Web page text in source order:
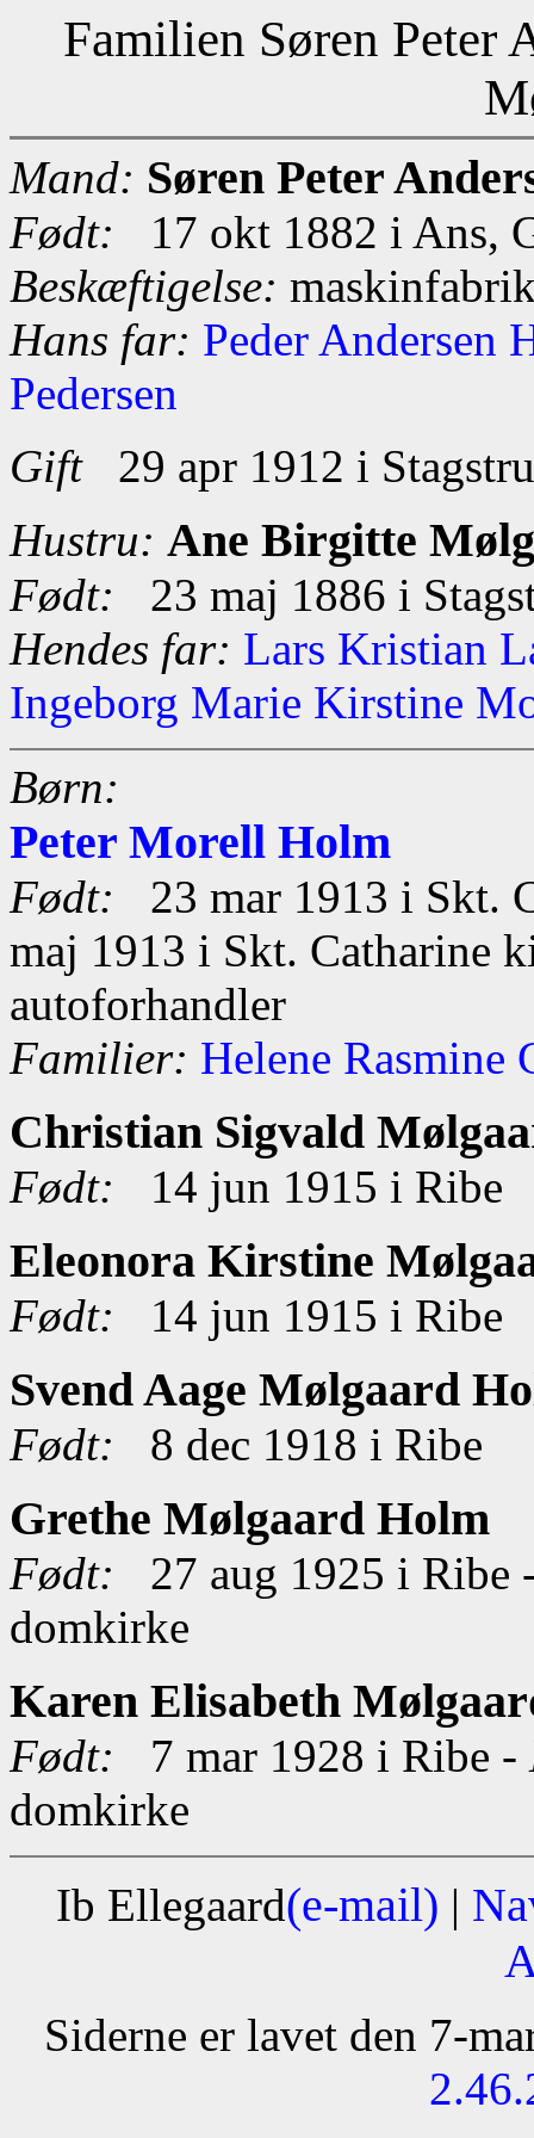
Familien Søren Peter
Mand: Søren Peter
Født: 17 okt 1882 i Ans,
Beskæftigelse:
Hans far: Peder Andersen
Pedersen
Gift29 apr 1912 i
Hustru: Ane Birgitte
Født: 23 maj 1886 i
Hendes far: Lars Kristian
Ingeborg Marie Kirstine
Børn:
Peter Morell Holm
Født: 23 mar 1913 i Skt.
maj 1913 i Skt. Catharine
autoforhandler
Familier: Helene Rasmine
Christian Sigvald
Født: 14 jun 1915 i Ribe
Eleonora Kirstine
Født: 14 jun 1915 i Ribe
Svend Aage Mølgaard
Født: 8 dec 1918 i Ribe
Grethe Mølgaard Holm
Født: 27 aug 1925 i Ribe
domkirke
Karen Elisabeth
Født: 7 mar 1928 i Ribe -
domkirke
Ib Ellegaard(e-mail) |
Siderne er lavet den 7-